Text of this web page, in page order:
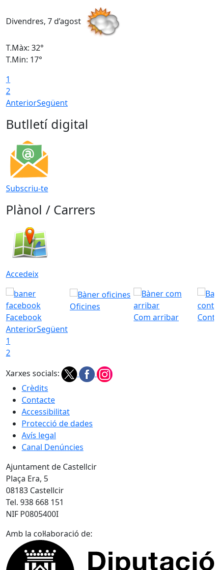
Divendres, 7 d’agost
T.Màx: 32°
T.Min: 17°
1
2
AnteriorSegüent
Butlletí digital
Subscriu-te
Plànol / Carrers
Accedeix
Facebook
Oficines
Com arribar
AnteriorSegüent
1
2
Xarxes socials:
Crèdits
Contacte
Accessibilitat
Protecció de dades
Avís legal
Canal Denúncies
Ajuntament de Castellcir
Plaça Era, 5
08183 Castellcir
Tel. 938 668 151
NIF P0805400I
Amb la col·laboració de: